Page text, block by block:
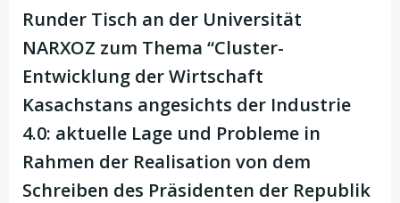
Runder Tisch an der Universität
NARXOZ zum Thema “Cluster-
Entwicklung der Wirtschaft
Kasachstans angesichts der Industrie
4.0: aktuelle Lage und Probleme in
Rahmen der Realisation von dem
Schreiben des Präsidenten der Republik